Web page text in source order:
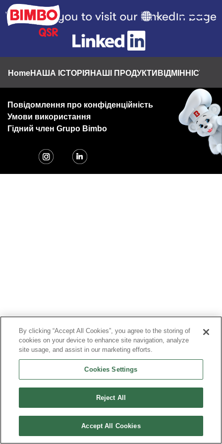
Skip
to
main
Footer
HomeНАША ІСТОРІЯ НАШІ ПРОДУКТИ ВІДМІННІСТЬ
Повідомлення про конфіденційність
Умови використання
Гідний член Grupo Bimbo
By clicking “Accept All Cookies”, you agree to the storing of
cookies on your device to enhance site navigation, analyze
site usage, and assist in our marketing efforts.
Cookies Settings
Reject All
Accept All Cookies